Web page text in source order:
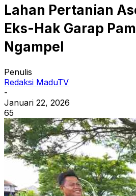
Lahan Pertanian
Eks-Hak Garap
Ngampel
Penulis
Redaksi MaduTV
-
Januari 22, 2026
65